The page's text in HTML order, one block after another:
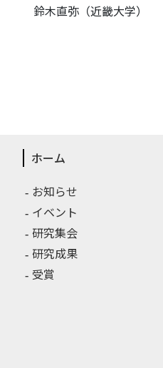
鈴木直弥（近畿大学）
ホーム
お知らせ
イベント
研究集会
研究成果
受賞